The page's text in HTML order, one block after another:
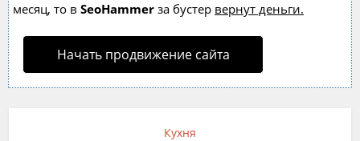
месяц, то в SeoHammer за бустер вернут деньги.
Начать продвижение сайта
Кухня